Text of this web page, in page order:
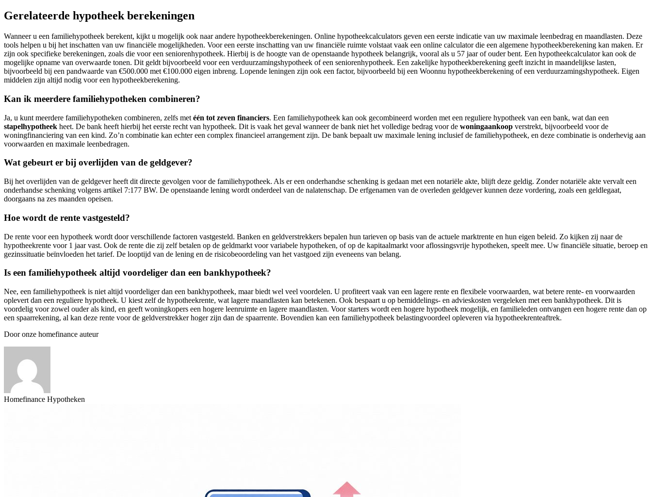
Gerelateerde hypotheek berekeningen
Wanneer u een familiehypotheek berekent, kijkt u mogelijk ook naar andere hypotheekberekeningen. Online hypotheekcalculators geven een eerste indicatie van uw maximale leenbedrag en maandlasten. Deze
tools helpen u bij het inschatten van uw financiële mogelijkheden. Voor een eerste inschatting van uw financiële ruimte volstaat vaak een online calculator die een algemene hypotheekberekening kan maken. Er
zijn ook specifieke berekeningen, zoals die voor een seniorenhypotheek. Hierbij is de hoogte van de openstaande hypotheek belangrijk, vooral als u 57 jaar of ouder bent. Een hypotheekcalculator kan ook de
mogelijke opname van overwaarde tonen. Dit geldt bijvoorbeeld voor een verduurzamingshypotheek of een seniorenhypotheek. Een zakelijke hypotheekberekening geeft inzicht in maandelijkse lasten,
bijvoorbeeld bij een pandwaarde van €500.000 met €100.000 eigen inbreng. Lopende leningen zijn ook een factor, bijvoorbeeld bij een Woonnu hypotheekberekening of een verduurzamingshypotheek. Eigen
middelen zijn altijd nodig voor een hypotheekberekening.
Kan ik meerdere familiehypotheken combineren?
Ja, u kunt meerdere familiehypotheken combineren, zelfs met één tot zeven financiers. Een familiehypotheek kan ook gecombineerd worden met een reguliere hypotheek van een bank, wat dan een
stapelhypotheek heet. De bank heeft hierbij het eerste recht van hypotheek. Dit is vaak het geval wanneer de bank niet het volledige bedrag voor de woningaankoop verstrekt, bijvoorbeeld voor de
woningfinanciering van een kind. Zo’n combinatie kan echter een complex financieel arrangement zijn. De bank bepaalt uw maximale lening inclusief de familiehypotheek, en deze combinatie is onderhevig aan
voorwaarden en maximale leenbedragen.
Wat gebeurt er bij overlijden van de geldgever?
Bij het overlijden van de geldgever heeft dit directe gevolgen voor de familiehypotheek. Als er een onderhandse schenking is gedaan met een notariële akte, blijft deze geldig. Zonder notariële akte vervalt een
onderhandse schenking volgens artikel 7:177 BW. De openstaande lening wordt onderdeel van de nalatenschap. De erfgenamen van de overleden geldgever kunnen deze vordering, zoals een geldlegaat,
doorgaans na zes maanden opeisen.
Hoe wordt de rente vastgesteld?
De rente voor een hypotheek wordt door verschillende factoren vastgesteld. Banken en geldverstrekkers bepalen hun tarieven op basis van de actuele marktrente en hun eigen beleid. Zo kijken zij naar de
hypotheekrente voor 1 jaar vast. Ook de rente die zij zelf betalen op de geldmarkt voor variabele hypotheken, of op de kapitaalmarkt voor aflossingsvrije hypotheken, speelt mee. Uw financiële situatie, beroep en
gezinssituatie beïnvloeden het tarief. De looptijd van de lening en de risicobeoordeling van het vastgoed zijn eveneens van belang.
Is een familiehypotheek altijd voordeliger dan een bankhypotheek?
Nee, een familiehypotheek is niet altijd voordeliger dan een bankhypotheek, maar biedt wel veel voordelen. U profiteert vaak van een lagere rente en flexibele voorwaarden, wat betere rente- en voorwaarden
oplevert dan een reguliere hypotheek. U kiest zelf de hypotheekrente, wat lagere maandlasten kan betekenen. Ook bespaart u op bemiddelings- en advieskosten vergeleken met een bankhypotheek. Dit is
voordelig voor zowel ouder als kind, en geeft woningkopers een hogere leenruimte en lagere maandlasten. Voor starters wordt een hogere hypotheek mogelijk, en familieleden ontvangen een hogere rente dan op
een spaarrekening, al kan deze rente voor de geldverstrekker hoger zijn dan de spaarrente. Bovendien kan een familiehypotheek belastingvoordeel opleveren via hypotheekrenteaftrek.
Door onze homefinance auteur
Homefinance Hypotheken